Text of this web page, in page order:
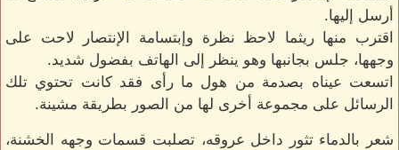
أرسل إليها.
اقترب منها ريثما لاحظ نظرة وإبتسامة الإنتصار لاحت على
وجهها، جلس بجانبها وهو ينظر إلى الهاتف بفضول شديد.
اتسعت عيناه بصدمة من هول ما رأى فقد كانت تحتوي تلك
الرسائل على مجموعة أخرى لها من الصور بطريقة مشينة.
شعر بالدماء تثور داخل عروقه، تصلبت قسمات وجهه الخشنة،